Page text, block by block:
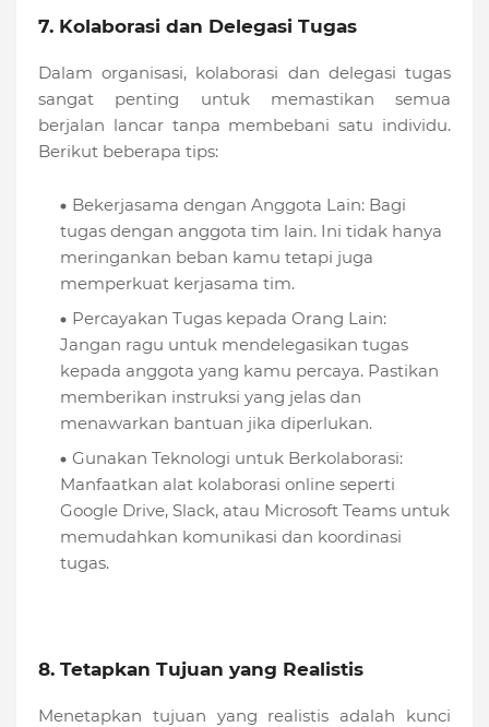
7. Kolaborasi dan Delegasi Tugas
Dalam organisasi, kolaborasi dan delegasi tugas
sangat penting untuk memastikan semua
berjalan lancar tanpa membebani satu individu.
Berikut beberapa tips:
Bekerjasama dengan Anggota Lain: Bagi
tugas dengan anggota tim lain. Ini tidak hanya
meringankan beban kamu tetapi juga
memperkuat kerjasama tim.
Percayakan Tugas kepada Orang Lain:
Jangan ragu untuk mendelegasikan tugas
kepada anggota yang kamu percaya. Pastikan
memberikan instruksi yang jelas dan
menawarkan bantuan jika diperlukan.
Gunakan Teknologi untuk Berkolaborasi:
Manfaatkan alat kolaborasi online seperti
Google Drive, Slack, atau Microsoft Teams untuk
memudahkan komunikasi dan koordinasi
tugas.
8. Tetapkan Tujuan yang Realistis
Menetapkan tujuan yang realistis adalah kunci